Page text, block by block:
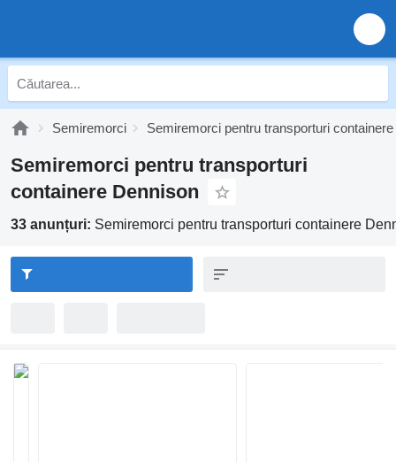
Semiremorci Semiremorci pentru transporturi containere
Semiremorci pentru transporturi
containere Dennison
33 anunțuri: Semiremorci pentru transporturi containere